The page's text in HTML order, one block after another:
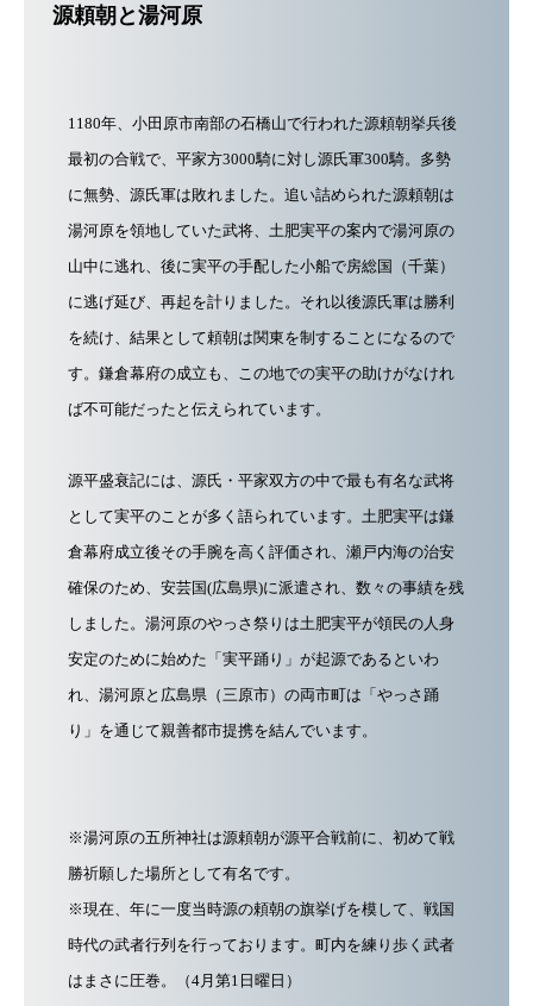
源頼朝と湯河原
1180年、小田原市南部の石橋山で行われた源頼朝挙兵後
最初の合戦で、平家方3000騎に対し源氏軍300騎。多勢
に無勢、源氏軍は敗れました。追い詰められた源頼朝は
湯河原を領地していた武将、土肥実平の案内で湯河原の
山中に逃れ、後に実平の手配した小船で房総国（千葉）
に逃げ延び、再起を計りました。それ以後源氏軍は勝利
を続け、結果として頼朝は関東を制することになるので
す。鎌倉幕府の成立も、この地での実平の助けがなけれ
ば不可能だったと伝えられています。
源平盛衰記には、源氏・平家双方の中で最も有名な武将
として実平のことが多く語られています。 土肥実平は鎌
倉幕府成立後その手腕を高く評価され、瀬戸内海の治安
確保のため、安芸国(広島県)に派遣され、数々の事績を残
しました。湯河原のやっさ祭りは土肥実平が領民の人身
安定のために始めた「実平踊り」が起源であるといわ
れ、湯河原と広島県（三原市）の両市町は「やっさ踊
り」を通じて親善都市提携を結んでいます。
※湯河原の五所神社は源頼朝が源平合戦前に、初めて戦
勝祈願した場所として有名です。
※現在、年に一度当時源の頼朝の旗挙げを模して、戦国
時代の武者行列を行っております。町内を練り歩く武者
はまさに圧巻。（4月第1日曜日）